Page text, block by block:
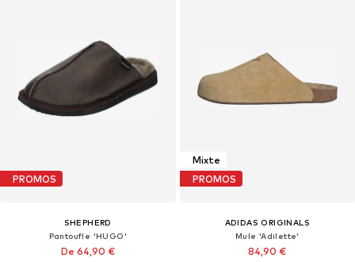
PROMOS
SHEPHERD
Pantoufle 'HUGO'
De 64,90 €
Mixte
PROMOS
ADIDAS ORIGINALS
Mule 'Adilette'
84,90 €